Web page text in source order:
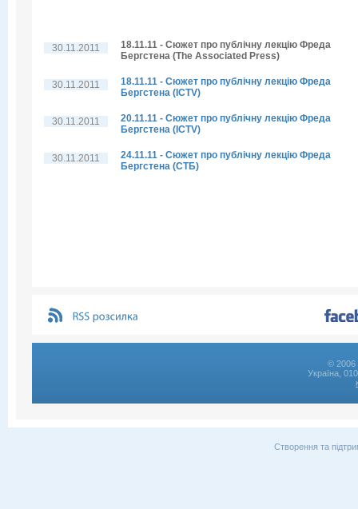
30.11.2011
18.11.11 - Сюжет про публічну лекцію Фреда
Бергстена (The Associated Press)
30.11.2011
18.11.11 - Сюжет про публічну лекцію Фреда
Бергстена (ICTV)
30.11.2011
20.11.11 - Сюжет про публічну лекцію Фреда
Бергстена (ICTV)
30.11.2011
24.11.11 - Сюжет про публічну лекцію Фреда
Бергстена (СТБ)
© 2006
Україна,
Створення та